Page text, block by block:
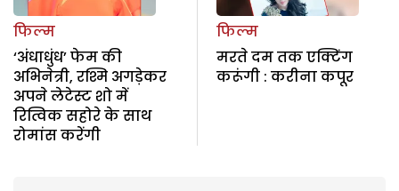
फिल्म
‘अंधाधुंध’ फेम की
अभिनेत्री, रश्मि अगड़ेकर
अपने लेटेस्ट शो में
रित्विक सहोरे के साथ
रोमांस करेंगी
फिल्म
मरते दम तक एक्टिंग
करूंगी : करीना कपूर